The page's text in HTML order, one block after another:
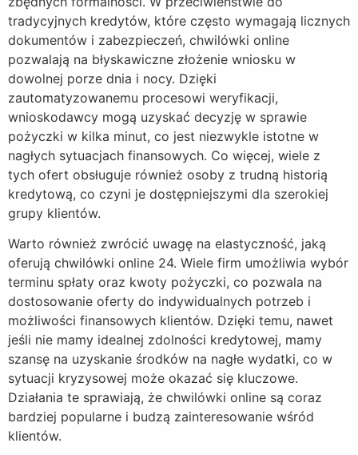
tradycyjnych kredytów, które często wymagają licznych
dokumentów i zabezpieczeń, chwilówki online
pozwalają na błyskawiczne złożenie wniosku w
dowolnej porze dnia i nocy. Dzięki
zautomatyzowanemu procesowi weryfikacji,
wnioskodawcy mogą uzyskać decyzję w sprawie
pożyczki w kilka minut, co jest niezwykle istotne w
nagłych sytuacjach finansowych. Co więcej, wiele z
tych ofert obsługuje również osoby z trudną historią
kredytową, co czyni je dostępniejszymi dla szerokiej
grupy klientów.
Warto również zwrócić uwagę na elastyczność, jaką
oferują chwilówki online 24. Wiele firm umożliwia wybór
terminu spłaty oraz kwoty pożyczki, co pozwala na
dostosowanie oferty do indywidualnych potrzeb i
możliwości finansowych klientów. Dzięki temu, nawet
jeśli nie mamy idealnej zdolności kredytowej, mamy
szansę na uzyskanie środków na nagłe wydatki, co w
sytuacji kryzysowej może okazać się kluczowe.
Działania te sprawiają, że chwilówki online są coraz
bardziej popularne i budzą zainteresowanie wśród
klientów.